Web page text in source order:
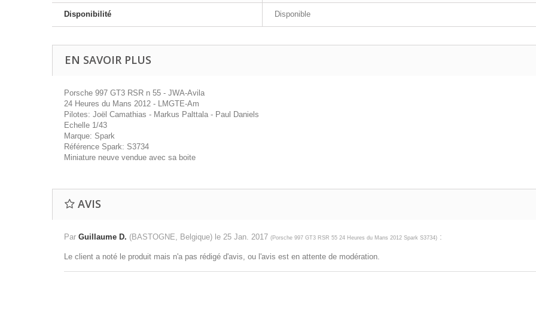
Disponibilité Disponible
EN SAVOIR PLUS
Porsche 997 GT3 RSR n 55 - JWA-Avila
24 Heures du Mans 2012 - LMGTE-Am
Pilotes: Joël Camathias - Markus Palttala - Paul Daniels
Echelle 1/43
Marque: Spark
Référence Spark: S3734
Miniature neuve vendue avec sa boite
AVIS
Par Guillaume D. (BASTOGNE, Belgique) le 25 Jan. 2017 (Porsche 997 GT3 RSR 55 24 Heures du Mans 2012 Spark S3734) :
Le client a noté le produit mais n'a pas rédigé d'avis, ou l'avis est en attente de modération.